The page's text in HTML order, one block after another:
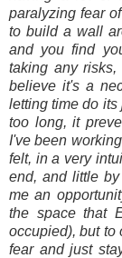
paralyzing fear
to build a wall
and you find
taking any risks,
believe it's a
letting time do
too long, it
I've been
felt, in a very
end, and little
me an
the space that
occupied), but to
fear and just